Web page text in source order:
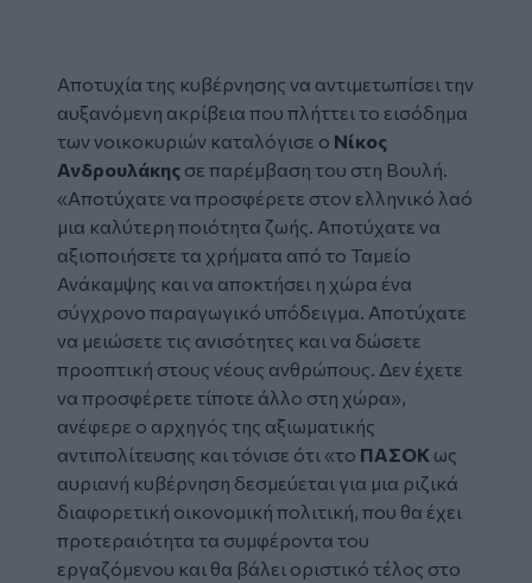
Αποτυχία της κυβέρνησης να αντιμετωπίσει την
αυξανόμενη ακρίβεια που πλήττει το εισόδημα
των νοικοκυριών καταλόγισε ο Νίκος
Ανδρουλάκης σε παρέμβαση του στη Βουλή.
«Αποτύχατε να προσφέρετε στον ελληνικό λαό
μια καλύτερη ποιότητα ζωής. Αποτύχατε να
αξιοποιήσετε τα χρήματα από το Ταμείο
Ανάκαμψης και να αποκτήσει η χώρα ένα
σύγχρονο παραγωγικό υπόδειγμα. Αποτύχατε
να μειώσετε τις ανισότητες και να δώσετε
προοπτική στους νέους ανθρώπους. Δεν έχετε
να προσφέρετε τίποτε άλλο στη χώρα»,
ανέφερε ο αρχηγός της αξιωματικής
αντιπολίτευσης και τόνισε ότι «το ΠΑΣΟΚ ως
αυριανή κυβέρνηση δεσμεύεται για μια ριζικά
διαφορετική οικονομική πολιτική, που θα έχει
προτεραιότητα τα συμφέροντα του
εργαζόμενου και θα βάλει οριστικό τέλος στο